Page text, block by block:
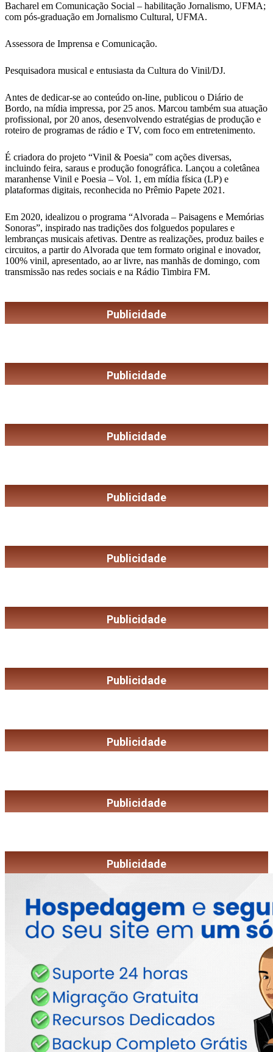
Bacharel em Comunicação Social – habilitação Jornalismo, UFMA;
com pós-graduação em Jornalismo Cultural, UFMA.
Assessora de Imprensa e Comunicação.
Pesquisadora musical e entusiasta da Cultura do Vinil/DJ.
Antes de dedicar-se ao conteúdo on-line, publicou o Diário de
Bordo, na mídia impressa, por 25 anos. Marcou também sua atuação
profissional, por 20 anos, desenvolvendo estratégias de produção e
roteiro de programas de rádio e TV, com foco em entretenimento.
É criadora do projeto “Vinil & Poesia” com ações diversas,
incluindo feira, saraus e produção fonográfica. Lançou a coletânea
maranhense Vinil e Poesia – Vol. 1, em mídia física (LP) e
plataformas digitais, reconhecida no Prêmio Papete 2021.
Em 2020, idealizou o programa “Alvorada – Paisagens e Memórias
Sonoras”, inspirado nas tradições dos folguedos populares e
lembranças musicais afetivas. Dentre as realizações, produz bailes e
circuitos, a partir do Alvorada que tem formato original e inovador,
100% vinil, apresentado, ao ar livre, nas manhãs de domingo, com
transmissão nas redes sociais e na Rádio Timbira FM.
Publicidade
Publicidade
Publicidade
Publicidade
Publicidade
Publicidade
Publicidade
Publicidade
Publicidade
Publicidade